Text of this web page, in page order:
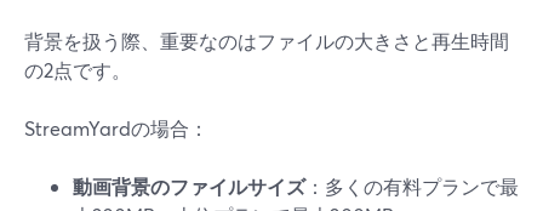
背景を扱う際、重要なのはファイルの大きさと再生時間
の2点です。
StreamYardの場合：
動画背景のファイルサイズ：多くの有料プランで最